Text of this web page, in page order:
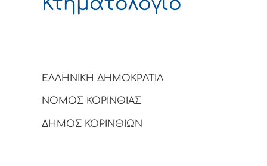
ΕΛΛΗΝΙΚΗ ΔΗΜΟΚΡΑΤΙΑ
ΝΟΜΟΣ ΚΟΡΙΝΘΙΑΣ
ΔΗΜΟΣ ΚΟΡΙΝΘΙΩΝ